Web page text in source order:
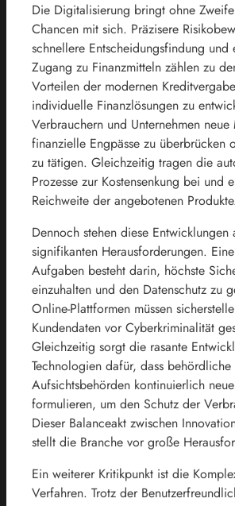
Die Digitalisierung bringt ohne
Chancen mit sich. Präzisere
schnellere Entscheidungsfindung und
Zugang zu Finanzmitteln zählen zu
Vorteilen der modernen
individuelle Finanzlösungen zu
Verbrauchern und Unternehmen
finanzielle Engpässe zu überbrücken
zu tätigen. Gleichzeitig tragen die
Prozesse zur Kostensenkung bei und
Reichweite der angebotenen
Dennoch stehen diese Entwicklungen
signifikanten Herausforderungen.
Aufgaben besteht darin, höchste
einzuhalten und den Datenschutz zu
Online-Plattformen müssen
Kundendaten vor Cyberkriminalität
Gleichzeitig sorgt die rasante
Technologien dafür, dass
Aufsichtsbehörden kontinuierlich
formulieren, um den Schutz der
Dieser Balanceakt zwischen
stellt die Branche vor große
Ein weiterer Kritikpunkt ist die
Verfahren. Trotz der